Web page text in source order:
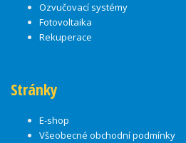
Ozvučovací systémy
Fotovoltaika
Rekuperace
Stránky
E-shop
Všeobecné obchodní podmínky